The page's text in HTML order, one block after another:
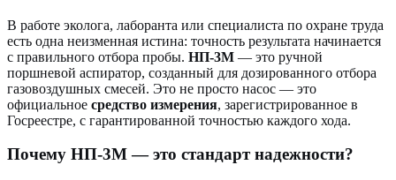
В работе эколога, лаборанта или специалиста по охране труда
есть одна неизменная истина: точность результата начинается
с правильного отбора пробы. НП-3М — это ручной
поршневой аспиратор, созданный для дозированного отбора
газовоздушных смесей. Это не просто насос — это
официальное средство измерения, зарегистрированное в
Госреестре, с гарантированной точностью каждого хода.
Почему НП-3М — это стандарт надежности?